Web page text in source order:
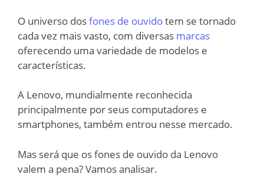
O universo dosfones de ouvidotem se tornado
cada vez mais vasto, com diversas marcas
oferecendo uma variedade de modelos e
características.
A Lenovo, mundialmente reconhecida
principalmente por seus computadores e
smartphones, também entrou nesse mercado.
Mas será que os fones de ouvido da Lenovo
valem a pena? Vamos analisar.